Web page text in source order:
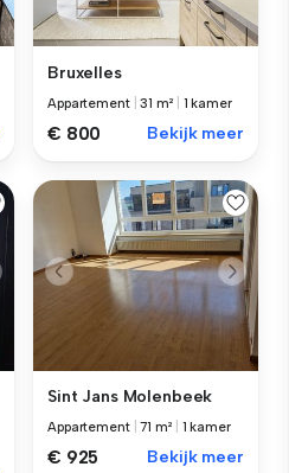
Bruxelles
Appartement |31 m² 1 kamer
€ 800 Bekijk meer
Sint Jans Molenbeek
Appartement |71 m² 1 kamer
€ 925 Bekijk meer